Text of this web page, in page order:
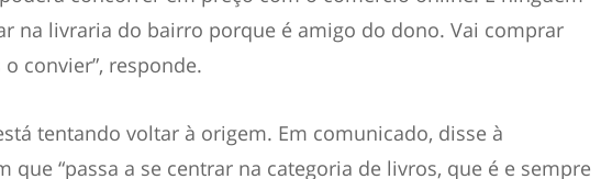
na livraria do bairro porque é amigo do dono. Vai comprar
convier”, responde.
tentando voltar à origem. Em comunicado, disse à
que “passa a se centrar na categoria de livros, que é e sempre